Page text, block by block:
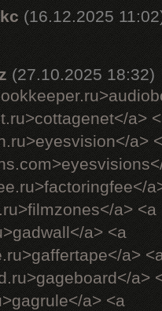
(16.12.2025
(27.10.2025 18:32)
a>
a>
a> <a
a> <a
a>
a>
a> <a